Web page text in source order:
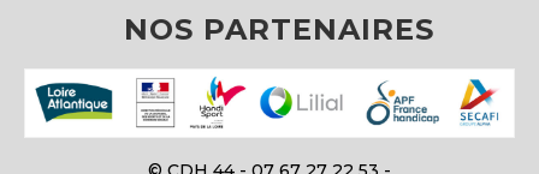
NOS PARTENAIRES